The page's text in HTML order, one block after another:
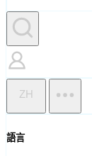
ZH
語言